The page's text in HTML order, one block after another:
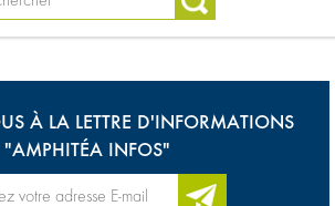
À LA LETTRE D'INFORMATIONS
"AMPHITÉA INFOS"